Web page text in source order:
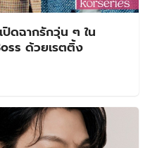
ปิดฉากรักวุ่น ๆ ใน
ด้วยเรตติ้ง